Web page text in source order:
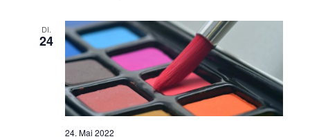
DI.
24
24. Mai 2022